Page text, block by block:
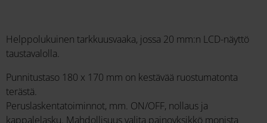
Helppolukuinen tarkkuusvaaka, jossa 20 mm:n LCD-näyttö
taustavalolla.
Punnitustaso 180 x 170 mm on kestävää ruostumatonta
terästä.
Peruslaskentatoiminnot, mm. ON/OFF, nollaus ja
kappalelasku. Mahdollisuus valita painoyksikkö monista